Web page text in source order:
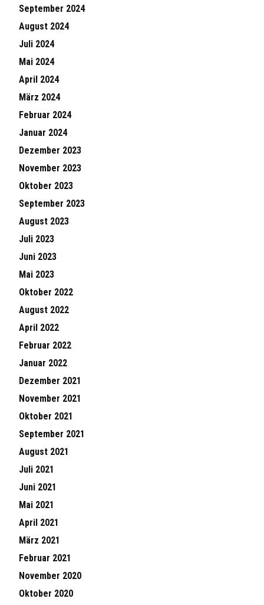
September 2024
August 2024
Juli 2024
Mai 2024
April 2024
März 2024
Februar 2024
Januar 2024
Dezember 2023
November 2023
Oktober 2023
September 2023
August 2023
Juli 2023
Juni 2023
Mai 2023
Oktober 2022
August 2022
April 2022
Februar 2022
Januar 2022
Dezember 2021
November 2021
Oktober 2021
September 2021
August 2021
Juli 2021
Juni 2021
Mai 2021
April 2021
März 2021
Februar 2021
November 2020
Oktober 2020